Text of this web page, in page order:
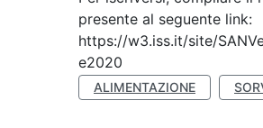
presente al seguente link:
https://w3.iss.it/site/
e2020
ALIMENTAZIONE